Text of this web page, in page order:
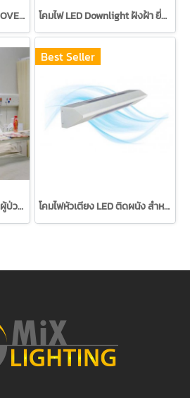
โคมไฟติดผนังหัวเตียง LED OVER BED LIGHT (UP AND DOWN) โคมไฟ LED Downlight ฝังฝ้า ยี่ห้อ MiX LIGHTING
โคมไฟ LED ติดผนังหัวเตียงผู้ป่วยในโรงพยาบาล
Best Seller
โคมไฟหัวเตียง LED ติดผนัง สำหรับใช้ในโรงพยาบาล